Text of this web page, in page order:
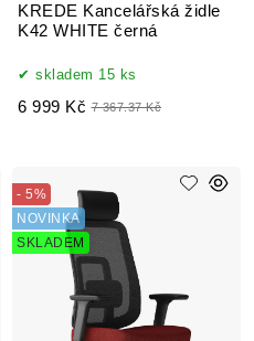
KREDE Kancelářská židle
K42 WHITE černá
skladem 15 ks
6 999 Kč 7 367.37 Kč
- 5%
NOVINKA
SKLADEM